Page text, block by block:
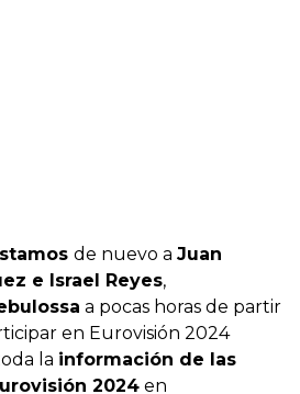
de nuevo a Juan
e Israel Reyes,
a pocas horas de partir
en Eurovisión 2024
la información de las
2024 en